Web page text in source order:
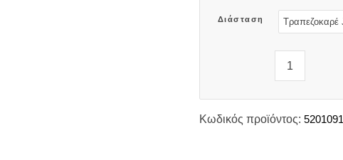
Διάσταση
Κωδικός προϊόντος: